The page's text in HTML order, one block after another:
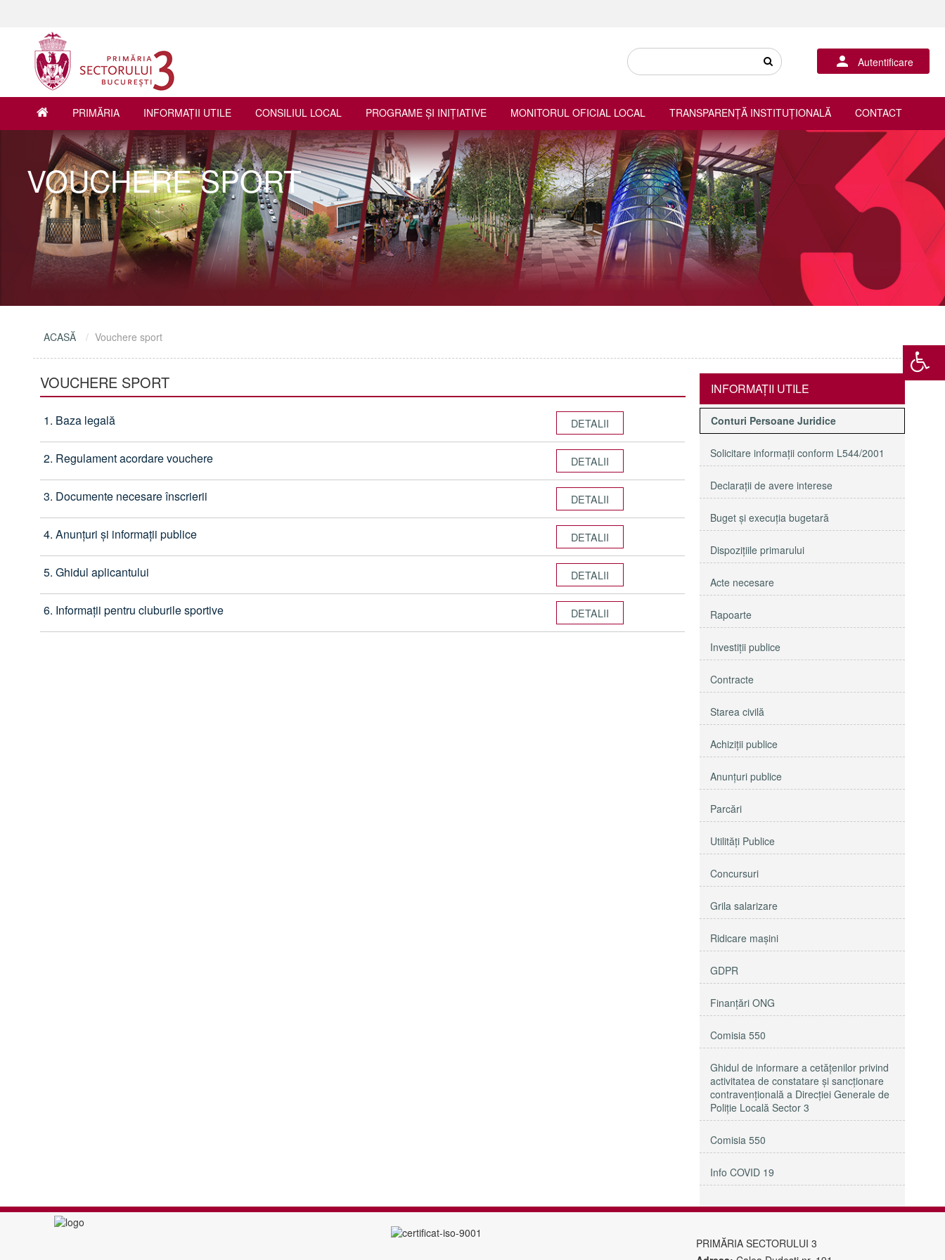
Autentificare
PRIMĂRIA INFORMAŢII UTILE CONSILIUL LOCAL PROGRAME ŞI INIŢIATIVE MONITORUL OFICIAL LOCAL TRANSPARENȚĂ INSTITUȚIONALĂ CONTACT
VOUCHERE SPORT
ACASĂ Vouchere sport
VOUCHERE SPORT
1. Baza legală DETALII
2. Regulament acordare vouchere DETALII
3. Documente necesare înscrierii DETALII
4. Anunțuri și informații publice DETALII
5. Ghidul aplicantului DETALII
6. Informații pentru cluburile sportive DETALII
INFORMAŢII UTILE
Conturi Persoane Juridice
Solicitare informaţii conform L544/2001
Declaraţii de avere interese
Buget şi execuţia bugetară
Dispoziţiile primarului
Acte necesare
Rapoarte
Investiţii publice
Contracte
Starea civilă
Achiziţii publice
Anunţuri publice
Parcări
Utilităţi Publice
Concursuri
Grila salarizare
Ridicare maşini
GDPR
Finanțări ONG
Comisia 550
Ghidul de informare a cetățenilor privind
activitatea de constatare și sancționare
contravențională a Direcției Generale de
Poliție Locală Sector 3
Comisia 550
Info COVID 19
PRIMĂRIA SECTORULUI 3